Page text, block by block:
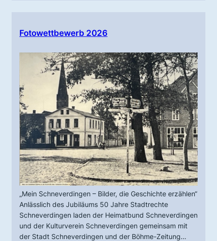
Fotowettbewerb 2026
„Mein Schneverdingen – Bilder, die Geschichte erzählen“
Anlässlich des Jubiläums 50 Jahre Stadtrechte
Schneverdingen laden der Heimatbund Schneverdingen
und der Kulturverein Schneverdingen gemeinsam mit
der Stadt Schneverdingen und der Böhme-Zeitung…